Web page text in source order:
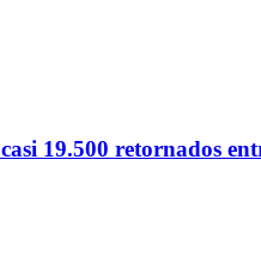
19.500 retornados